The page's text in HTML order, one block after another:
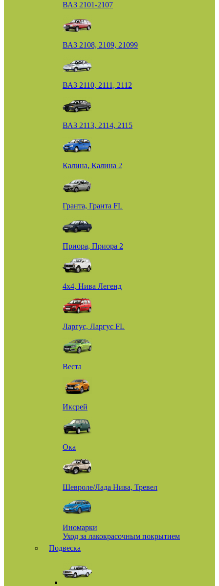
ВАЗ 2101-2107
ВАЗ 2108, 2109, 21099
ВАЗ 2110, 2111, 2112
ВАЗ 2113, 2114, 2115
Калина, Калина 2
Гранта, Гранта FL
Приора, Приора 2
4х4, Нива Легенд
Ларгус, Ларгус FL
Веста
Иксрей
Ока
Шевроле/Лада Нива, Тревел
Иномарки
Уход за лакокрасочным покрытием
Подвеска